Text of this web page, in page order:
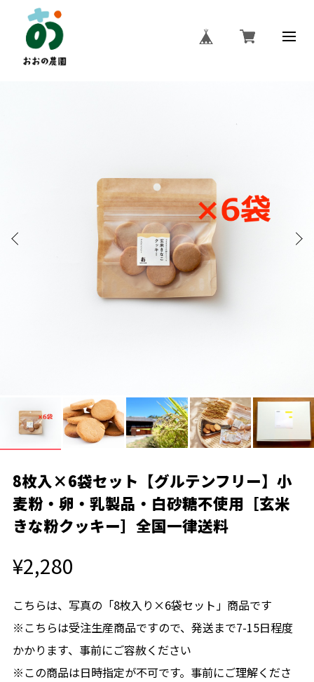
8枚入×6袋セット【グルテンフリー】小
麦粉・卵・乳製品・白砂糖不使用［玄米
きな粉クッキー］全国一律送料
¥2,280
こちらは、写真の「8枚入り×6袋セット」商品です
※こちらは受注生産商品ですので、発送まで7-15日程度
かかります、事前にご容赦ください
※この商品は日時指定が不可です。事前にご理解くださ